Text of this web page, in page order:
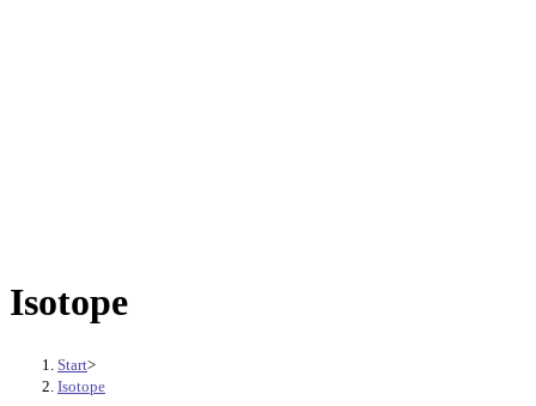
Isotope
Start>
Isotope